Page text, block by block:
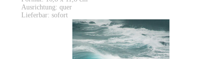
Ausrichtung: quer
Lieferbar: sofort